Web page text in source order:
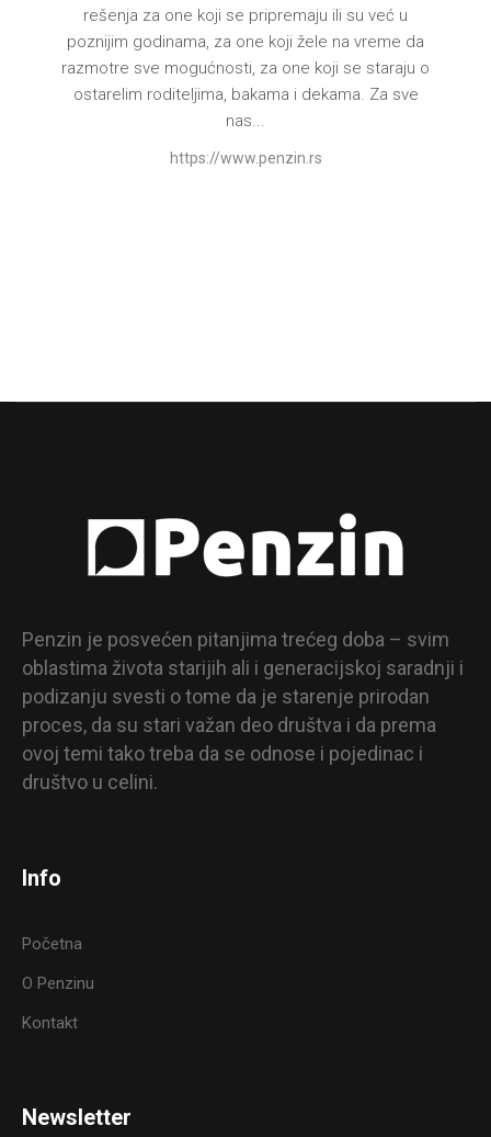
rešenja za one koji se pripremaju ili su već u
poznijim godinama, za one koji žele na vreme da
razmotre sve mogućnosti, za one koji se staraju o
ostarelim roditeljima, bakama i dekama. Za sve
nas...
https://www.penzin.rs
Penzin je posvećen pitanjima trećeg doba – svim
oblastima života starijih ali i generacijskoj saradnji i
podizanju svesti o tome da je starenje prirodan
proces, da su stari važan deo društva i da prema
ovoj temi tako treba da se odnose i pojedinac i
društvo u celini.
Info
Početna
O Penzinu
Kontakt
Newsletter